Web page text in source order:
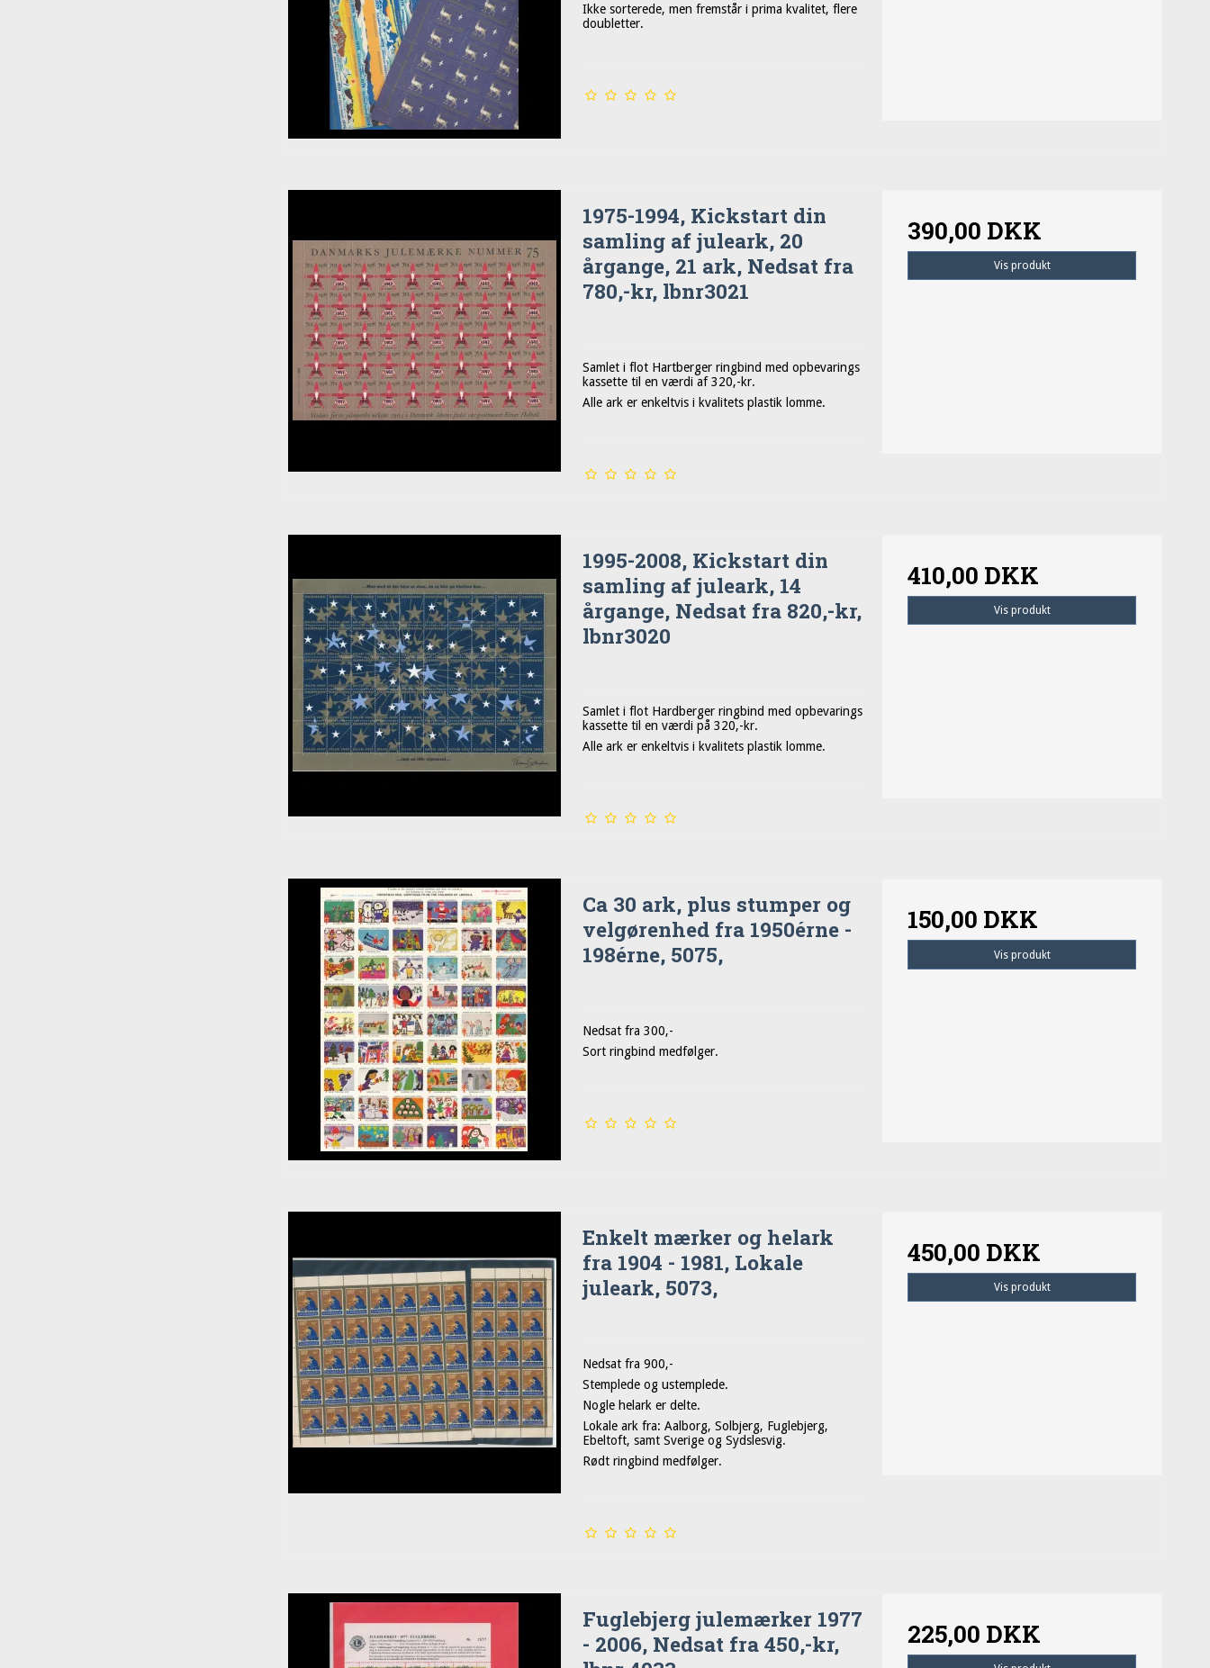
Ikke sorterede, men fremstår i prima kvalitet, flere
doubletter.
1975-1994, Kickstart din
samling af juleark, 20
årgange, 21 ark, Nedsat fra
780,-kr, lbnr3021
Samlet i flot Hartberger ringbind med opbevarings
kassette til en værdi af 320,-kr.
Alle ark er enkeltvis i kvalitets plastik lomme.
390,00 DKK
Vis produkt
1995-2008, Kickstart din
samling af juleark, 14
årgange, Nedsat fra 820,-kr,
lbnr3020
Samlet i flot Hardberger ringbind med opbevarings
kassette til en værdi på 320,-kr.
Alle ark er enkeltvis i kvalitets plastik lomme.
410,00 DKK
Vis produkt
Ca 30 ark, plus stumper og
velgørenhed fra 1950érne -
198érne, 5075,
Nedsat fra 300,-
Sort ringbind medfølger.
150,00 DKK
Vis produkt
Enkelt mærker og helark
fra 1904 - 1981, Lokale
juleark, 5073,
Nedsat fra 900,-
Stemplede og ustemplede.
Nogle helark er delte.
Lokale ark fra: Aalborg, Solbjerg, Fuglebjerg,
Ebeltoft, samt Sverige og Sydslesvig.
Rødt ringbind medfølger.
450,00 DKK
Vis produkt
Fuglebjerg julemærker 1977
- 2006, Nedsat fra 450,-kr,
225,00 DKK